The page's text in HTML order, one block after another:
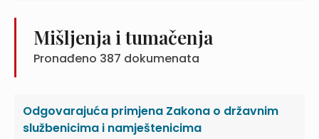
Mišljenja i tumačenja
Pronađeno 387 dokumenata
Odgovarajuća primjena Zakona o državnim
službenicima i namještenicima